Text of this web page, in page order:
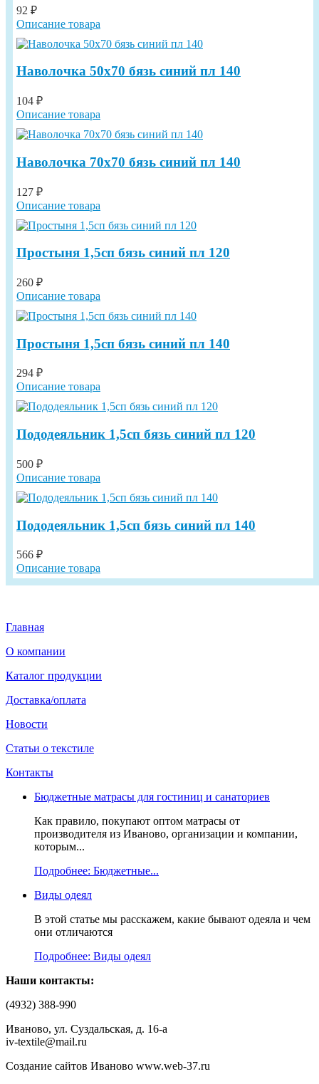
92 ₽
Описание товара
Наволочка 50х70 бязь синий пл 140
104 ₽
Описание товара
Наволочка 70х70 бязь синий пл 140
127 ₽
Описание товара
Простыня 1,5сп бязь синий пл 120
260 ₽
Описание товара
Простыня 1,5сп бязь синий пл 140
294 ₽
Описание товара
Пододеяльник 1,5сп бязь синий пл 120
500 ₽
Описание товара
Пододеяльник 1,5сп бязь синий пл 140
566 ₽
Описание товара
Главная
О компании
Каталог продукции
Доставка/оплата
Новости
Статьи о текстиле
Контакты
Бюджетные матрасы для гостиниц и санаториев
Как правило, покупают оптом матрасы от
производителя из Иваново, организации и компании,
которым...
Подробнее: Бюджетные...
Виды одеял
В этой статье мы расскажем, какие бывают одеяла и чем
они отличаются
Подробнее: Виды одеял
Наши контакты:
(4932) 388-990
Иваново, ул. Суздальская, д. 16-а
iv-textile@mail.ru
Создание сайтов Иваново www.web-37.ru